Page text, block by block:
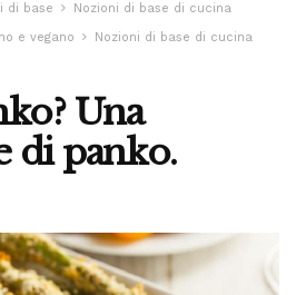
di base
Nozioni di base di cucina
e vegano
Nozioni di base di cucina
Una
di panko.